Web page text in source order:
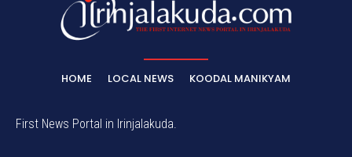
HOME LOCAL NEWS KOODAL MANIKYAM
First News Portal in Irinjalakuda.